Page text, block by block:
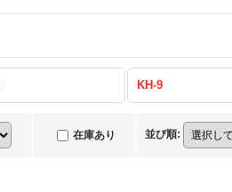
KH-9
在庫あり 並び順: